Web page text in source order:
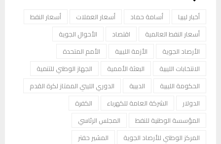
أخبار ليبيا أسامة حماد أسعار العملات
أسعار النفط
أسعار النفط العالمية
اقتصاد
الأحوال الجوية
الأرصاد الجوية
الأزمة الليبية
الأمم المتحدة
الانتخابات الليبية
البعثة الأممية
الجهاز الوطني للتنمية
الحكومة الليبية
الدبيبة
الدوري الليبي الممتاز لكرة القدم
الدولار
الشركة العامة للكهرباء
الكفرة
المؤسسة الوطنية للنفط
المجلس الرئاسي
المركز الوطني للأرصاد الجوية
المشير حفتر